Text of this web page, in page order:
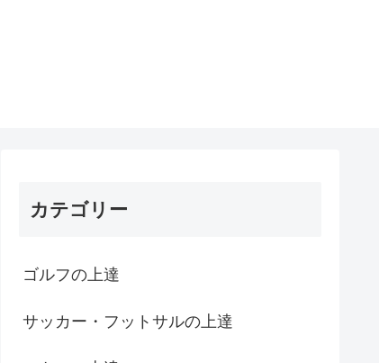
カテゴリー
ゴルフの上達
サッカー・フットサルの上達